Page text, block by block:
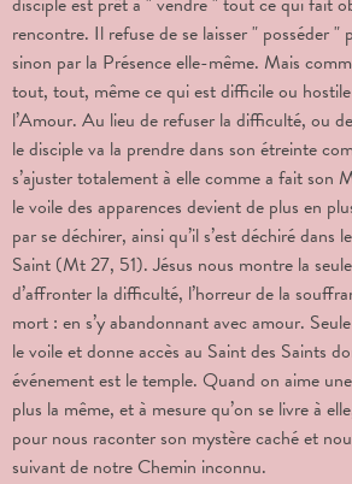
rencontre. Il refuse de se laisser " posséder "
sinon par la Présence elle-même. Mais
tout, tout, même ce qui est difficile ou
l’Amour. Au lieu de refuser la difficulté, ou
le disciple va la prendre dans son étreinte
s’ajuster totalement à elle comme a fait son
le voile des apparences devient de plus en
par se déchirer, ainsi qu’il s’est déchiré dans
Saint (Mt 27, 51). Jésus nous montre la
d’affronter la difficulté, l’horreur de la
mort : en s’y abandonnant avec amour.
le voile et donne accès au Saint des Saints
événement est le temple. Quand on aime
plus la même, et à mesure qu’on se livre à
pour nous raconter son mystère caché et
suivant de notre Chemin inconnu.